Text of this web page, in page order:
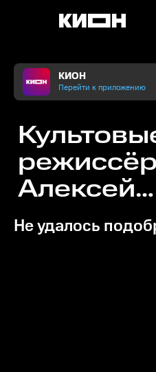
КИОН
Перейти к приложению
Алексей
Не удалось